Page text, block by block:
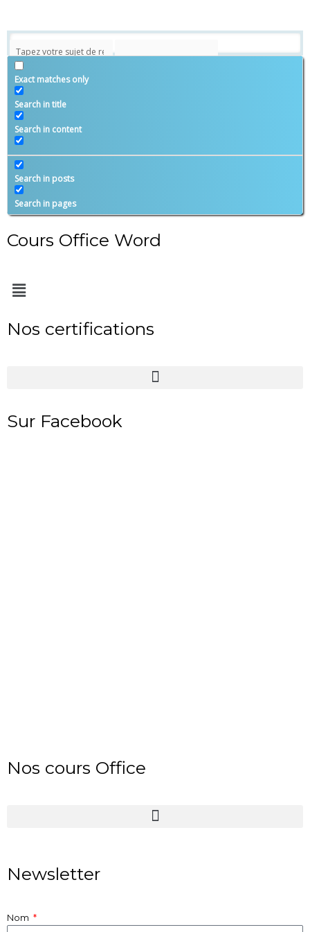
Exact matches only
Search in title
Search in content
Search in posts
Search in pages
Cours Office Word
Menu
Nos certifications
Sur Facebook
Nos cours Office
Newsletter
Nom